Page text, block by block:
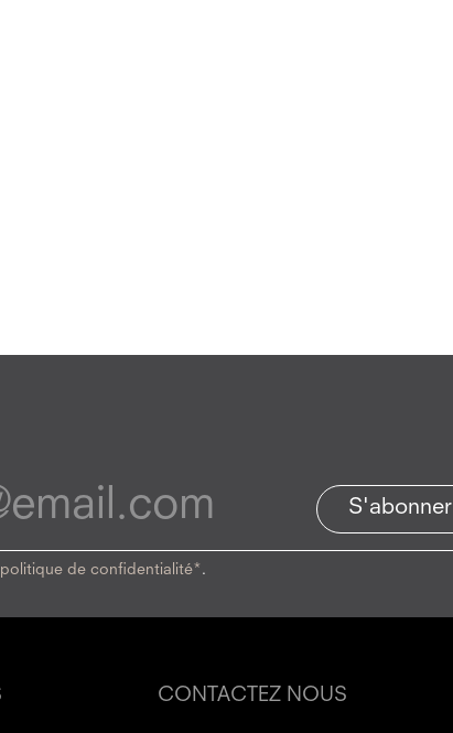
politique de confidentialité* .
S'abonner
CONTACTEZ NOUS